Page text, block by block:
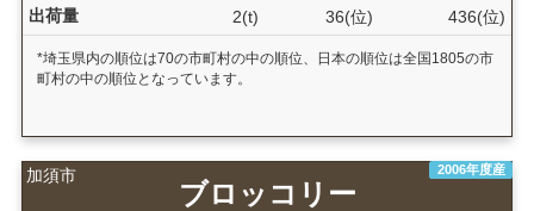
出荷量
2(t) 36(位) 436(位)
*埼玉県内の順位は70の市町村の中の順位、日本の順位は全国1805の市
町村の中の順位となっています。
加須市 2006年度産
ブロッコリー